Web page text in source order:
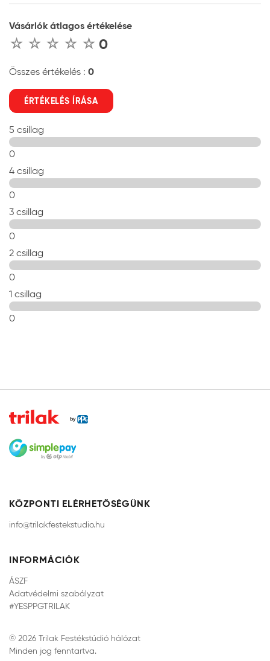
Vásárlók átlagos értékelése
0
Összes értékelés : 0
ÉRTÉKELÉS ÍRÁSA
5 csillag
0
4 csillag
0
3 csillag
0
2 csillag
0
1 csillag
0
KÖZPONTI ELÉRHETŐSÉGÜNK
info@trilakfestekstudio.hu
INFORMÁCIÓK
ÁSZF
Adatvédelmi szabályzat
#YESPPGTRILAK
© 2026 Trilak Festékstúdió hálózat
Minden jog fenntartva.